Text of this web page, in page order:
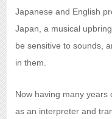
Japanese and English
Japan, a musical
be sensitive to sounds,
in them.
Now having many years
as an interpreter and